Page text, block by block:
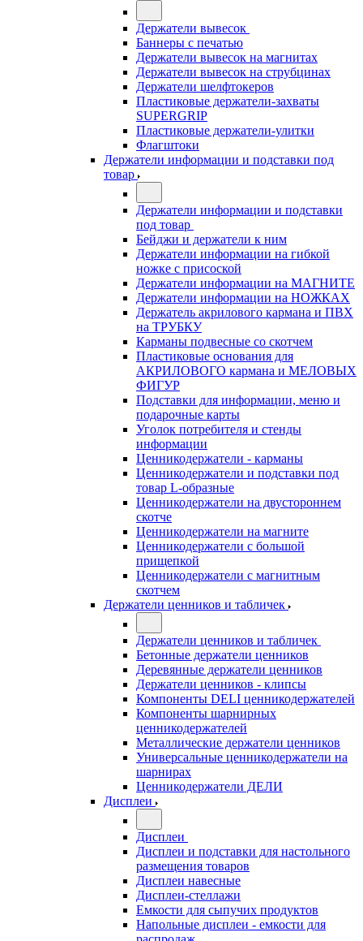
Держатели вывесок
Баннеры с печатью
Держатели вывесок на магнитах
Держатели вывесок на струбцинах
Держатели шелфтокеров
Пластиковые держатели-захваты
SUPERGRIP
Пластиковые держатели-улитки
Флагштоки
Держатели информации и подставки под
товар
Держатели информации и подставки
под товар
Бейджи и держатели к ним
Держатели информации на гибкой
ножке с присоской
Держатели информации на МАГНИТЕ
Держатели информации на НОЖКАХ
Держатель акрилового кармана и ПВХ
на ТРУБКУ
Карманы подвесные со скотчем
Пластиковые основания для
АКРИЛОВОГО кармана и МЕЛОВЫХ
ФИГУР
Подставки для информации, меню и
подарочные карты
Уголок потребителя и стенды
информации
Ценникодержатели - карманы
Ценникодержатели и подставки под
товар L-образные
Ценникодержатели на двустороннем
скотче
Ценникодержатели на магните
Ценникодержатели с большой
прищепкой
Ценникодержатели с магнитным
скотчем
Держатели ценников и табличек
Держатели ценников и табличек
Бетонные держатели ценников
Деревянные держатели ценников
Держатели ценников - клипсы
Компоненты DELI ценникодержателей
Компоненты шарнирных
ценникодержателей
Металлические держатели ценников
Универсальные ценникодержатели на
шарнирах
Ценникодержатели ДЕЛИ
Дисплеи
Дисплеи
Дисплеи и подставки для настольного
размещения товаров
Дисплеи навесные
Дисплеи-стеллажи
Емкости для сыпучих продуктов
Напольные дисплеи - емкости для